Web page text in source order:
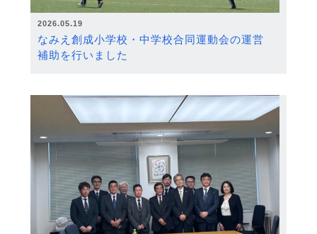
2026.05.19
なみえ創成小学校・中学校合同運動会の運営
補助を行いました